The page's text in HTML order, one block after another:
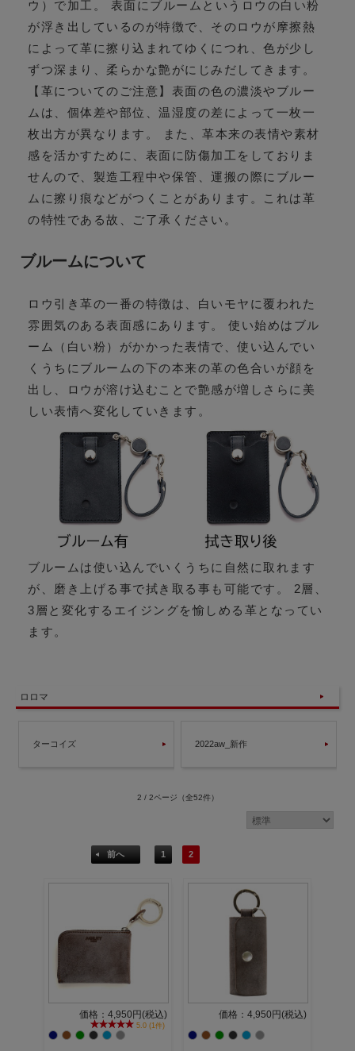
ウ）で加工。 表面にブルームというロウの白い粉
が浮き出しているのが特徴で、そのロウが摩擦熱
によって革に擦り込まれてゆくにつれ、色が少し
ずつ深まり、柔らかな艶がにじみだしてきます。
【革についてのご注意】表面の色の濃淡やブルー
ムは、個体差や部位、温湿度の差によって一枚一
枚出方が異なります。 また、革本来の表情や素材
感を活かすために、表面に防傷加工をしておりま
せんので、製造工程中や保管、運搬の際にブルー
ムに擦り痕などがつくことがあります。これは革
の特性である故、ご了承ください。
ブルームについて
ロウ引き革の一番の特徴は、白いモヤに覆われた
雰囲気のある表面感にあります。 使い始めはブル
ーム（白い粉）がかかった表情で、使い込んでい
くうちにブルームの下の本来の革の色合いが顔を
出し、ロウが溶け込むことで艶感が増しさらに美
しい表情へ変化していきます。
ブルームは使い込んでいくうちに自然に取れます
が、磨き上げる事で拭き取る事も可能です。 2層、
3層と変化するエイジングを愉しめる革となってい
ます。
ロロマ
ターコイズ 2022aw_新作
2 / 2ページ （全52件）
前へ 1 2
価格：4,950円(税込)
5.0 (1件)
価格：4,950円(税込)